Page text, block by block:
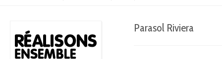
Parasol Riviera